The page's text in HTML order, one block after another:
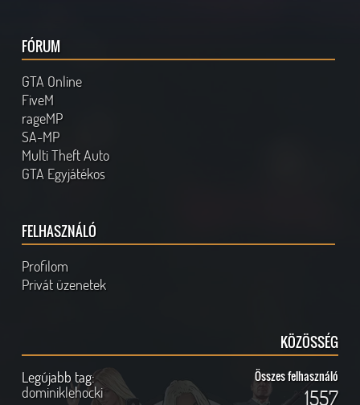
FÓRUM
GTA Online
FiveM
rageMP
SA-MP
Multi Theft Auto
GTA Egyjátékos
FELHASZNÁLÓ
Profilom
Privát üzenetek
KÖZÖSSÉG
Legújabb tag:
dominiklehocki
Összes felhasználó
1557